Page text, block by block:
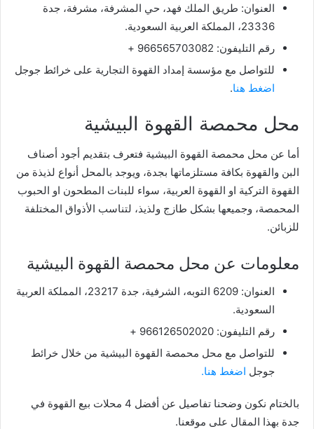
العنوان: طريق الملك فهد، حي المشرفة، مشرفة، جدة
23336، المملكة العربية السعودية.
رقم التليفون: 966565703082 +
للتواصل مع مؤسسة إمداد القهوة التجارية على خرائط جوجل
اضغط هنا.
محل محمصة القهوة البيشية
أما عن محل محمصة القهوة البيشية فتعرف بتقديم أجود أصناف
البن والقهوة بكافة مستلزماتها بجدة، ويوجد بالمحل أنواع لذيذة من
القهوة التركية او القهوة العربية، سواء للبنات المطحون او الحبوب
المحمصة، وجميعها بشكل طازج ولذيذ، لتناسب الأذواق المختلفة
للزبائن.
معلومات عن محل محمصة القهوة البيشية
العنوان: 6209 التوبه، الشرفية، جدة 23217، المملكة العربية
السعودية.
رقم التليفون: 966126502020 +
للتواصل مع محل محمصة القهوة البيشية من خلال خرائط
جوجل اضغط هنا.
بالختام نكون وضحنا تفاصيل عن أفضل 4 محلات بيع القهوة في
جدة بهذا المقال على موقعنا.